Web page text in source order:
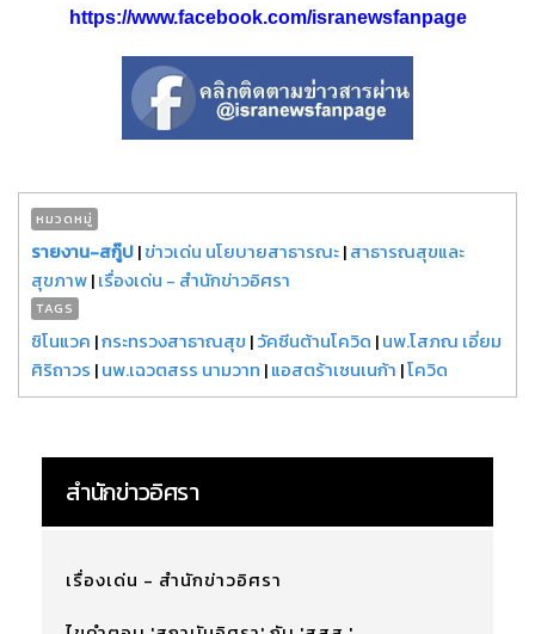
https://www.facebook.com/isranewsfanpage
หมวดหมู่
รายงาน-สกู๊ป|ข่าวเด่น นโยบายสาธารณะ|สาธารณสุขและ
สุขภาพ|เรื่องเด่น - สำนักข่าวอิศรา
TAGS
ซิโนแวค |กระทรวงสาธาณสุข |วัคซีนต้านโควิด |นพ.โสภณ เอี่ยม
ศิริถาวร |นพ.เฉวตสรร นามวาท |แอสตร้าเซนเนก้า |โควิด
สำนักข่าวอิศรา
เรื่องเด่น - สำนักข่าวอิศรา